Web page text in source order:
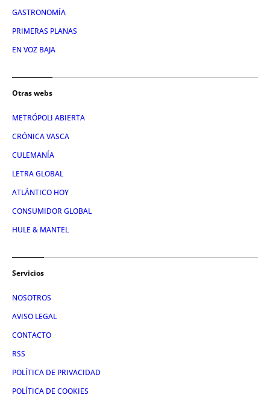
GASTRONOMÍA
PRIMERAS PLANAS
EN VOZ BAJA
Otras webs
METRÓPOLI ABIERTA
CRÓNICA VASCA
CULEMANÍA
LETRA GLOBAL
ATLÁNTICO HOY
CONSUMIDOR GLOBAL
HULE & MANTEL
Servicios
NOSOTROS
AVISO LEGAL
CONTACTO
RSS
POLÍTICA DE PRIVACIDAD
POLÍTICA DE COOKIES